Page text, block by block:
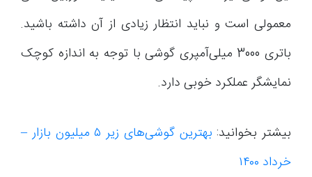
معمولی است و نباید انتظار زیادی از آن داشته باشید.
باتری 3000 میلی‌آمپری گوشی با توجه به اندازه کوچک
نمایشگر عملکرد خوبی دارد.
بیشتر بخوانید:
بهترین گوشی‌های زیر ۵ میلیون بازار –
خرداد ۱۴۰۰